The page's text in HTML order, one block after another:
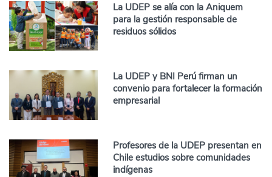
La UDEP se alía con la Aniquem
para la gestión responsable de
residuos sólidos
La UDEP y BNI Perú firman un
convenio para fortalecer la formación
empresarial
Profesores de la UDEP presentan en
Chile estudios sobre comunidades
indígenas